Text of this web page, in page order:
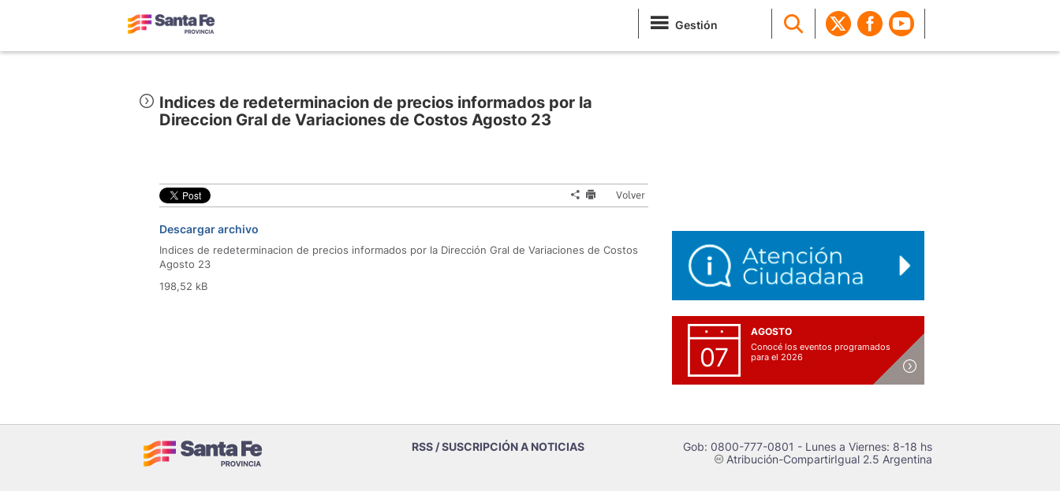
Gestión
Indices de redeterminacion de precios informados por la
Direccion Gral de Variaciones de Costos Agosto 23
Volver
Descargar archivo
Indices de redeterminacion de precios informados por la Dirección Gral de Variaciones de Costos
Agosto 23
198,52 kB
07
AGOSTO
Conocé los eventos programados
para el 2026
RSS / SUSCRIPCIÓN A NOTICIAS Gob: 0800-777-0801 - Lunes a Viernes: 8-18 hs
cAtribución-CompartirIgual 2.5 Argentina